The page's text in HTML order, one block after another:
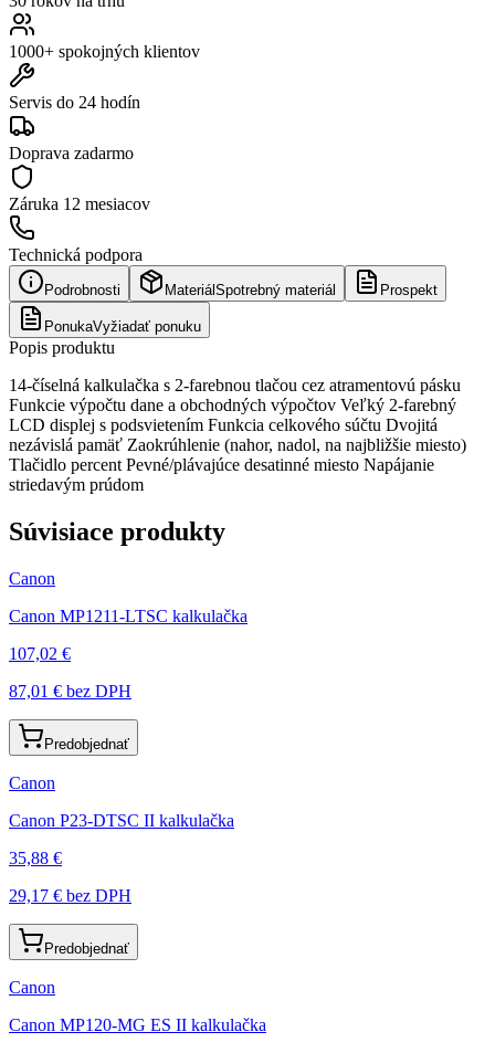
1000+ spokojných klientov
Servis do 24 hodín
Doprava zadarmo
Záruka 12 mesiacov
Technická podpora
Podrobnosti Materiál Spotrebný materiál Prospekt
PonukaVyžiadať ponuku
Popis produktu
14-číselná kalkulačka s 2-farebnou tlačou cez atramentovú pásku
Funkcie výpočtu dane a obchodných výpočtov Veľký 2-farebný
LCD displej s podsvietením Funkcia celkového súčtu Dvojitá
nezávislá pamäť Zaokrúhlenie (nahor, nadol, na najbližšie miesto)
Tlačidlo percent Pevné/plávajúce desatinné miesto Napájanie
striedavým prúdom
Súvisiace produkty
Canon
Canon MP1211-LTSC kalkulačka
107,02 €
87,01 € bez DPH
Predobjednať
Canon
Canon P23-DTSC II kalkulačka
35,88 €
29,17 € bez DPH
Predobjednať
Canon
Canon MP120-MG ES II kalkulačka